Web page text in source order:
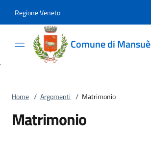
Regione Veneto
Comune di Mansuè
Home / Argomenti / Matrimonio
Matrimonio